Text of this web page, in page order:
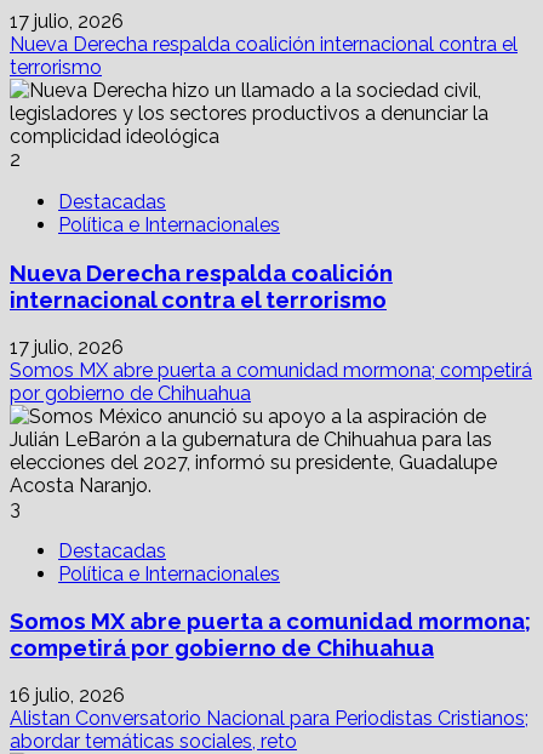
17 julio, 2026
Nueva Derecha respalda coalición internacional contra el
terrorismo
2
Destacadas
Política e Internacionales
Nueva Derecha respalda coalición
internacional contra el terrorismo
17 julio, 2026
Somos MX abre puerta a comunidad mormona; competirá
por gobierno de Chihuahua
3
Destacadas
Política e Internacionales
Somos MX abre puerta a comunidad mormona;
competirá por gobierno de Chihuahua
16 julio, 2026
Alistan Conversatorio Nacional para Periodistas Cristianos;
abordar temáticas sociales, reto